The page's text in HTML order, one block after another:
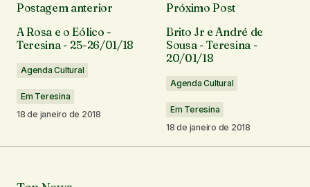
O seu endereço de e-mail não será publicado.
Campos obrigatórios são marcados com *
Comentário
Postagem anterior
A Rosa e o Eólico -
Teresina - 25-26/01/18
Agenda Cultural
Em Teresina
18 de janeiro de 2018
Próximo Post
Brito Jr e André de
Sousa - Teresina -
20/01/18
Agenda Cultural
Em Teresina
18 de janeiro de 2018